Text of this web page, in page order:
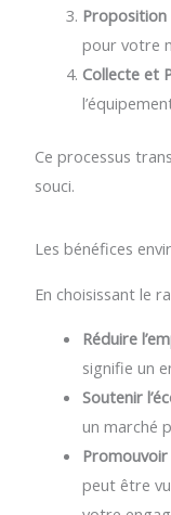
pour votre
Collecte et
Ce processus
souci.
Les bénéfices
En choisissant le
Réduire
signifie un
Soutenir
un marché
peut être